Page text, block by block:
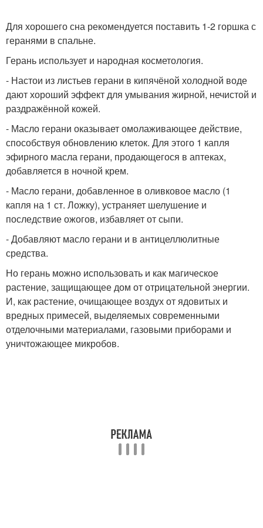
Для хорошего сна рекомендуется поставить 1-2 горшка с
геранями в спальне.
Герань использует и народная косметология.
- Настои из листьев герани в кипячёной холодной воде
дают хороший эффект для умывания жирной, нечистой и
раздражённой кожей.
- Масло герани оказывает омолаживающее действие,
способствуя обновлению клеток. Для этого 1 капля
эфирного масла герани, продающегося в аптеках,
добавляется в ночной крем.
- Масло герани, добавленное в оливковое масло (1
капля на 1 ст. Ложку), устраняет шелушение и
последствие ожогов, избавляет от сыпи.
- Добавляют масло герани и в антицеллюлитные
средства.
Но герань можно использовать и как магическое
растение, защищающее дом от отрицательной энергии.
И, как растение, очищающее воздух от ядовитых и
вредных примесей, выделяемых современными
отделочными материалами, газовыми приборами и
уничтожающее микробов.